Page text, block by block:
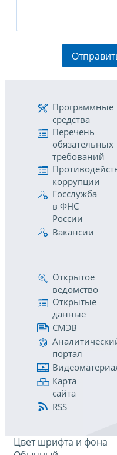
Программные
средства
Перечень
обязательных
требований
коррупции
Госслужба
в ФНС
России
Вакансии
Открытое
ведомство
Открытые
данные
СМЭВ
портал
Карта
сайта
RSS
Цвет шрифта и фона